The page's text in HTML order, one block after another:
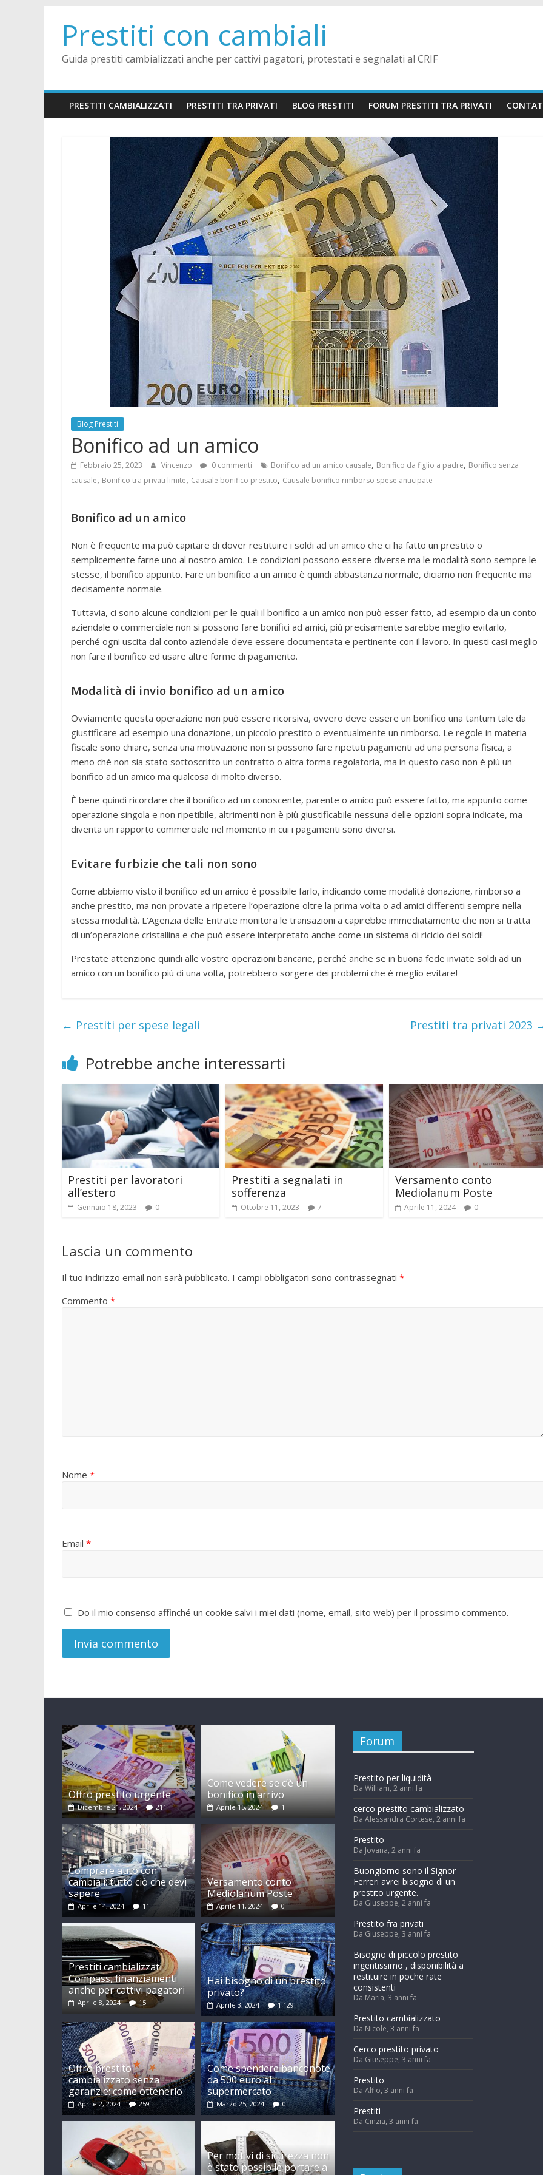
contentPrestiti con cambiali
Guida prestiti cambializzati anche per cattivi pagatori, protestati e segnalati al CRIF
PRESTITI CAMBIALIZZATI PRESTITI TRA PRIVATI BLOG PRESTITI FORUM PRESTITI TRA PRIVATI
Blog Prestiti
Bonifico ad un amico
Febbraio 25, 2023 Vincenzo 0 commenti Bonifico ad un amico causale, Bonifico da figlio a padre, Bonifico senza
causale, Bonifico tra privati limite, Causale bonifico prestito, Causale bonifico rimborso spese anticipate
Bonifico ad un amico
Non è frequente ma può capitare di dover restituire i soldi ad un amico che ci ha fatto un prestito o
semplicemente farne uno al nostro amico. Le condizioni possono essere diverse ma le modalità sono sempre le
stesse, il bonifico appunto. Fare un bonifico a un amico è quindi abbastanza normale, diciamo non frequente ma
decisamente normale.
Tuttavia, ci sono alcune condizioni per le quali il bonifico a un amico non può esser fatto, ad esempio da un conto
aziendale o commerciale non si possono fare bonifici ad amici, più precisamente sarebbe meglio evitarlo,
perché ogni uscita dal conto aziendale deve essere documentata e pertinente con il lavoro. In questi casi meglio
non fare il bonifico ed usare altre forme di pagamento.
Modalità di invio bonifico ad un amico
Ovviamente questa operazione non può essere ricorsiva, ovvero deve essere un bonifico una tantum tale da
giustificare ad esempio una donazione, un piccolo prestito o eventualmente un rimborso. Le regole in materia
fiscale sono chiare, senza una motivazione non si possono fare ripetuti pagamenti ad una persona fisica, a
meno ché non sia stato sottoscritto un contratto o altra forma regolatoria, ma in questo caso non è più un
bonifico ad un amico ma qualcosa di molto diverso.
È bene quindi ricordare che il bonifico ad un conoscente, parente o amico può essere fatto, ma appunto come
operazione singola e non ripetibile, altrimenti non è più giustificabile nessuna delle opzioni sopra indicate, ma
diventa un rapporto commerciale nel momento in cui i pagamenti sono diversi.
Evitare furbizie che tali non sono
Come abbiamo visto il bonifico ad un amico è possibile farlo, indicando come modalità donazione, rimborso a
anche prestito, ma non provate a ripetere l’operazione oltre la prima volta o ad amici differenti sempre nella
stessa modalità. L’Agenzia delle Entrate monitora le transazioni a capirebbe immediatamente che non si tratta
di un’operazione cristallina e che può essere interpretato anche come un sistema di riciclo dei soldi!
Prestate attenzione quindi alle vostre operazioni bancarie, perché anche se in buona fede inviate soldi ad un
amico con un bonifico più di una volta, potrebbero sorgere dei problemi che è meglio evitare!
← Prestiti per spese legali Prestiti tra privati 2023
Potrebbe anche interessarti
Prestiti per lavoratori
all’estero
Gennaio 18, 2023 0
Prestiti a segnalati in
sofferenza
Ottobre 11, 2023 7
Versamento conto
Mediolanum Poste
Aprile 11, 2024 0
Lascia un commento
Il tuo indirizzo email non sarà pubblicato. I campi obbligatori sono contrassegnati *
Commento *
Nome *
Email *
Do il mio consenso affinché un cookie salvi i miei dati (nome, email, sito web) per il prossimo commento.
Offro prestito urgente
Dicembre 21, 2024 211
Come vedere se c’è un
bonifico in arrivo
Aprile 15, 2024 1
Comprare auto con
cambiali: tutto ciò che devi
sapere
Aprile 14, 2024 11
Versamento conto
Mediolanum Poste
Aprile 11, 2024 0
Prestiti cambializzati
Compass, finanziamenti
anche per cattivi pagatori
Aprile 8, 2024 15
Hai bisogno di un prestito
privato?
Aprile 3, 2024 1.129
Offro prestito
cambializzato senza
garanzie: come ottenerlo
Aprile 2, 2024 259
Come spendere banconote
da 500 euro al
supermercato
Marzo 25, 2024 0
Per motivi di sicurezza non
è stato possibile portare a
Forum
Prestito per liquidità
Da William, 2 anni fa
cerco prestito cambializzato
Da Alessandra Cortese, 2 anni fa
Prestito
Da Jovana, 2 anni fa
Buongiorno sono il Signor
Ferreri avrei bisogno di un
prestito urgente.
Da Giuseppe, 2 anni fa
Prestito fra privati
Da Giuseppe, 3 anni fa
Bisogno di piccolo prestito
ingentissimo , disponibilità a
restituire in poche rate
consistenti
Da Maria, 3 anni fa
Prestito cambializzato
Da Nicole, 3 anni fa
Cerco prestito privato
Da Giuseppe, 3 anni fa
Prestito
Da Alfio, 3 anni fa
Prestiti
Da Cinzia, 3 anni fa